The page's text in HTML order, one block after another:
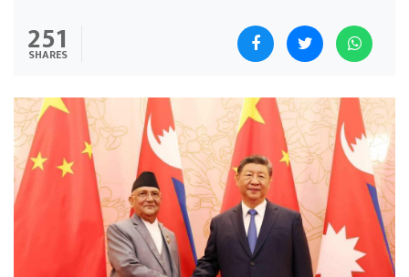
251
SHARES